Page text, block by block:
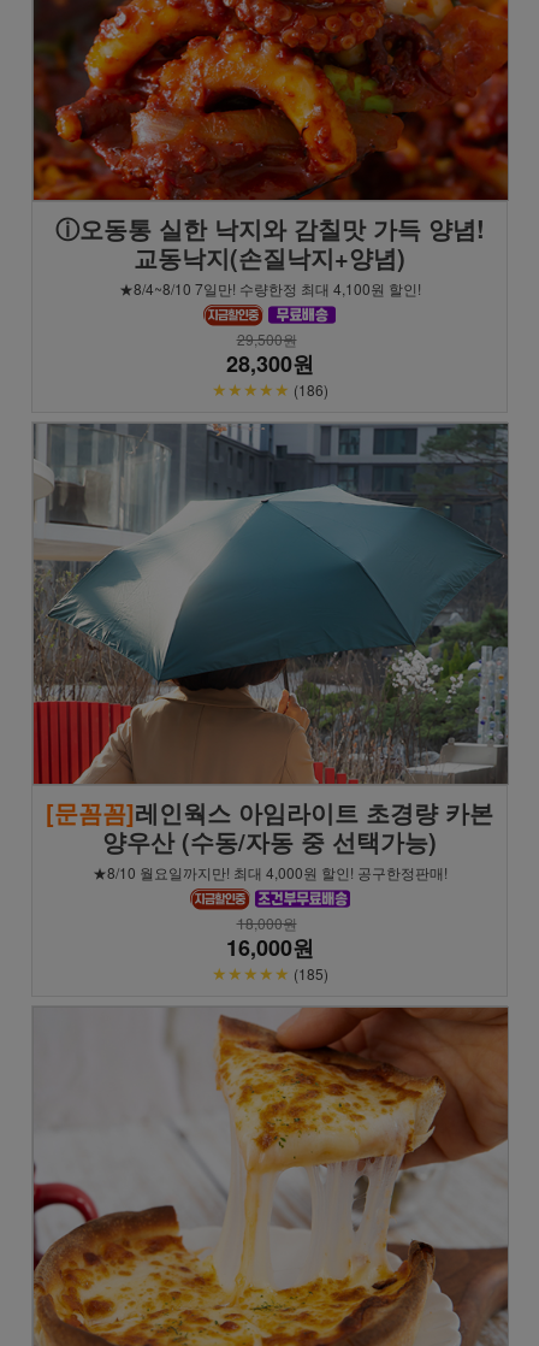
ⓘ오동통 실한 낙지와 감칠맛 가득 양념!
교동낙지(손질낙지+양념)
★8/4~8/10 7일만! 수량한정 최대 4,100원 할인!
29,500원
28,300원
★★★★★ (186)
[문꼼꼼]레인웍스 아임라이트 초경량 카본
양우산 (수동/자동 중 선택가능)
★8/10 월요일까지만! 최대 4,000원 할인! 공구한정판매!
18,000원
16,000원
★★★★★ (185)